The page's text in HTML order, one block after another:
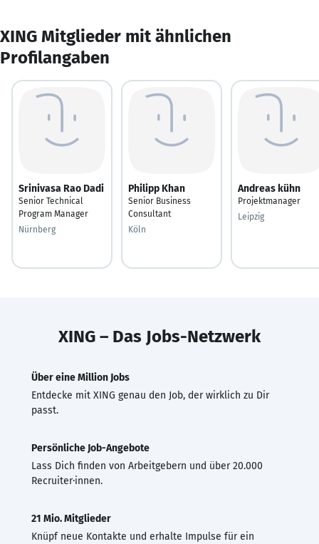
XING Mitglieder mit ähnlichen
Profilangaben
Srinivasa Rao Dadi
Senior Technical
Program Manager
Nürnberg
Philipp Khan
Senior Business
Consultant
Köln
Andreas kühn
Projektmanager
Leipzig
XING – Das Jobs-Netzwerk
Über eine Million Jobs
Entdecke mit XING genau den Job, der wirklich zu Dir
passt.
Persönliche Job-Angebote
Lass Dich finden von Arbeitgebern und über 20.000
Recruiter·innen.
21 Mio. Mitglieder
Knüpf neue Kontakte und erhalte Impulse für ein